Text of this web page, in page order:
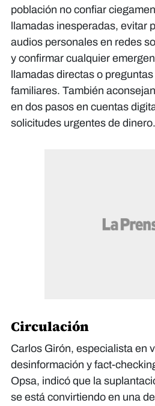
población no confiar
llamadas inesperadas, evitar
audios personales en redes
y confirmar cualquier
llamadas directas o
familiares. También
en dos pasos en cuentas
solicitudes urgentes de dinero.
Circulación
Carlos Girón, especialista en
desinformación y fact-
Opsa, indicó que la
se está convirtiendo en una